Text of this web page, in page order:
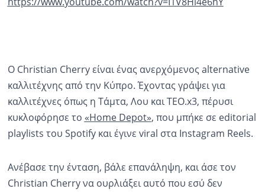
Ο Christian Cherry είναι ένας ανερχόμενος alternative
καλλιτέχνης από την Κύπρο. Έχοντας γράψει για
καλλιτέχνες όπως η Τάμτα, Λου και TEO.x3, πέρυσι
κυκλοφόρησε το «Home Depot», που μπήκε σε editorial
playlists του Spotify και έγινε viral στα Instagram Reels.
Ανέβασε την ένταση, βάλε επανάληψη, και άσε τον
Christian Cherry να ουρλιάξει αυτό που εσύ δεν